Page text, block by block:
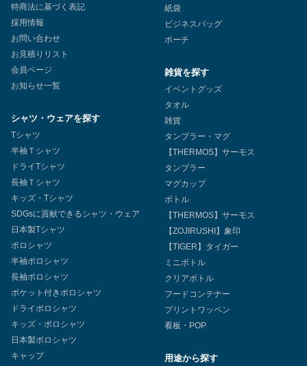
特商法に基づく表記
採用情報
お問い合わせ
お見積りリスト
会員ページ
お知らせ一覧
シャツ・ウェアを探す
Tシャツ
半袖Ｔシャツ
ドライTシャツ
長袖Ｔシャツ
キッズ・Tシャツ
SDGsに貢献できるシャツ・ウェア
日本製Tシャツ
ポロシャツ
半袖ポロシャツ
長袖ポロシャツ
ポケット付きポロシャツ
ドライポロシャツ
キッズ・ポロシャツ
日本製ポロシャツ
キャップ
紙袋
ビジネスバッグ
ポーチ
雑貨を探す
イベントグッズ
タオル
雑貨
タンブラー・マグ
【THERMOS】サーモス
タンブラー
マグカップ
ボトル
【THERMOS】サーモス
【ZOJIRUSHI】象印
【TIGER】タイガー
ミニボトル
クリアボトル
フードコンテナー
プリントワッペン
看板・POP
用途から探す